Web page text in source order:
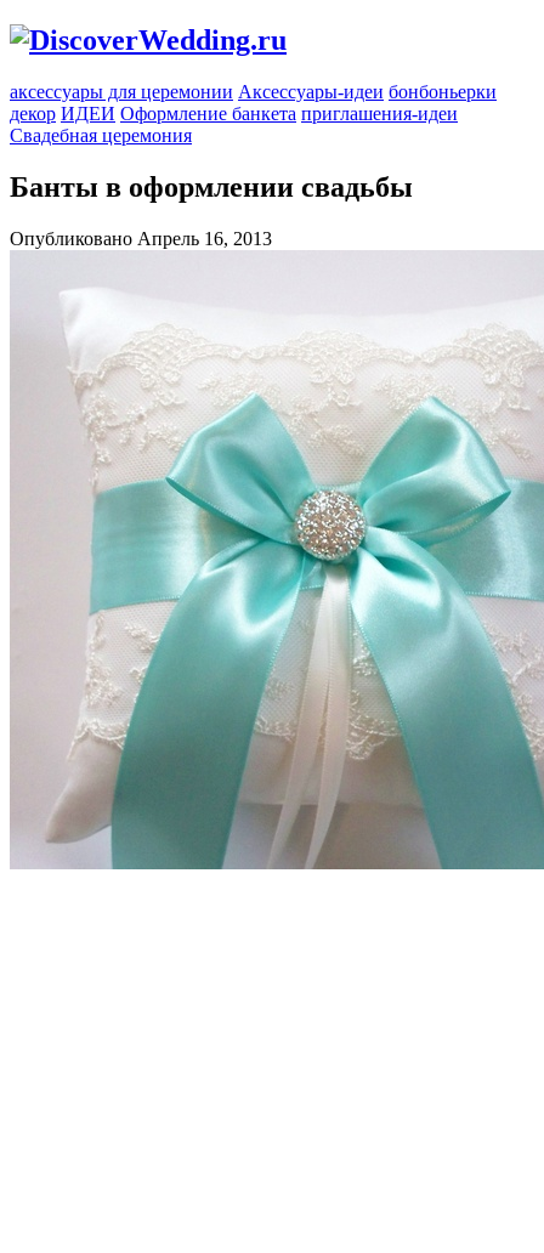
аксессуары для церемонии Аксессуары-идеи бонбоньерки
декор ИДЕИ Оформление банкета приглашения-идеи
Свадебная церемония
Банты в оформлении свадьбы
Опубликовано Апрель 16, 2013